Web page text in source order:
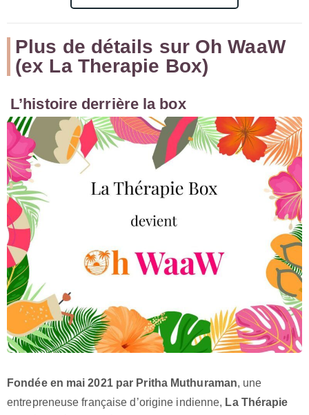
Plus de détails sur Oh WaaW
(ex La Therapie Box)
L’histoire derrière la box
Fondée en mai 2021 par Pritha Muthuraman, une
entrepreneuse française d’origine indienne, La Thérapie